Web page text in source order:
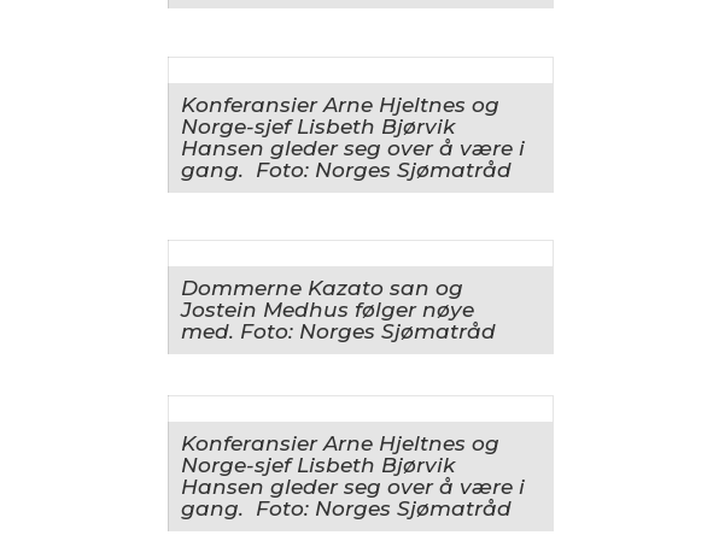
Konferansier Arne Hjeltnes og
Norge-sjef Lisbeth Bjørvik
Hansen gleder seg over å være i
gang. Foto: Norges Sjømatråd
Dommerne Kazato san og
Jostein Medhus følger nøye
med. Foto: Norges Sjømatråd
Konferansier Arne Hjeltnes og
Norge-sjef Lisbeth Bjørvik
Hansen gleder seg over å være i
gang. Foto: Norges Sjømatråd